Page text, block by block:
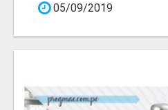
05/09/2019